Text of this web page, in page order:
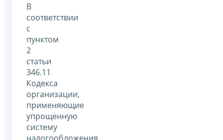
В
соответствии
с
пунктом
2
статьи
346.11
Кодекса
организации,
применяющие
упрощенную
систему
налогообложения,